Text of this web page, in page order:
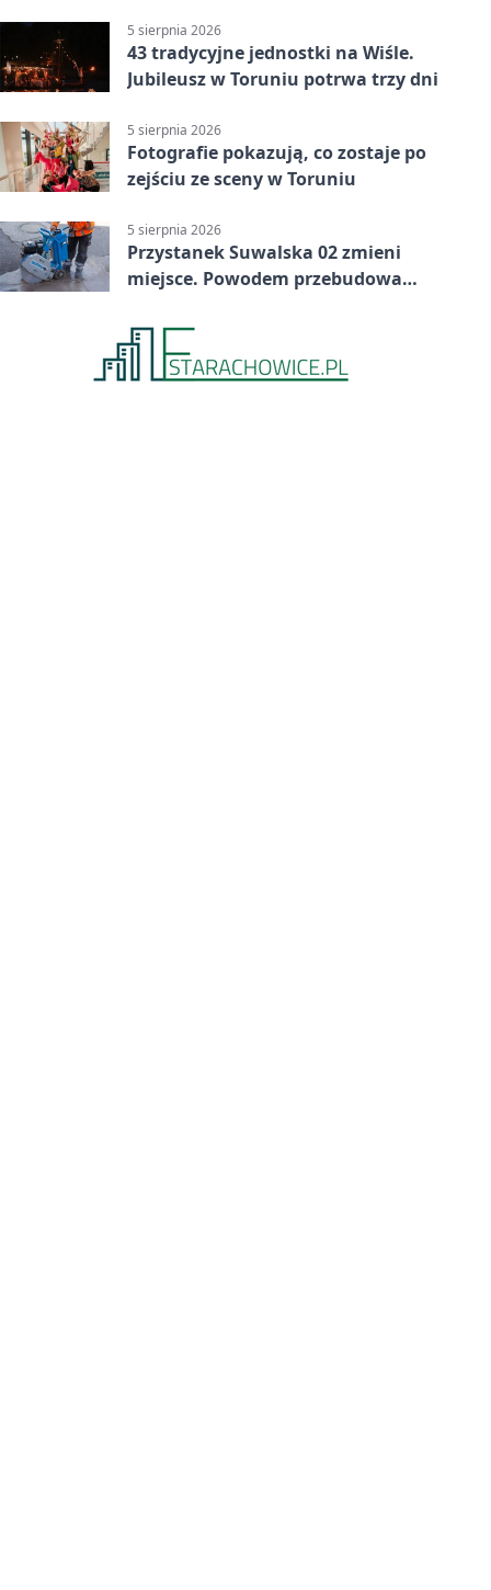
5 sierpnia 2026
43 tradycyjne jednostki na Wiśle.
Jubileusz w Toruniu potrwa trzy dni
5 sierpnia 2026
Fotografie pokazują, co zostaje po
zejściu ze sceny w Toruniu
5 sierpnia 2026
Przystanek Suwalska 02 zmieni
miejsce. Powodem przebudowa